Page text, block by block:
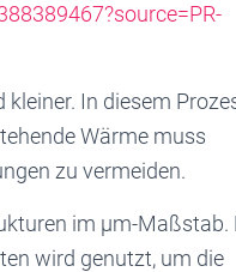
In diesem
Wärme muss
zu vermeiden.
im µm-Maßstab.
wird genutzt, um die